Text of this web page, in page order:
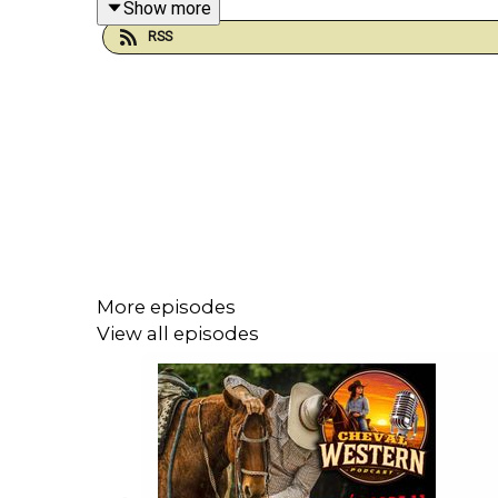
Musiques utilisées :
Show more
RSS
More episodes
View all episodes